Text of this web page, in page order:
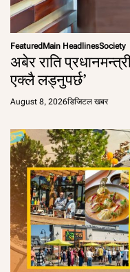
Featured Main HeadlinesSociety
अबेर राति
एक्लै लड्नुपर्छ’
August 8, 2026डिजिटल खबर